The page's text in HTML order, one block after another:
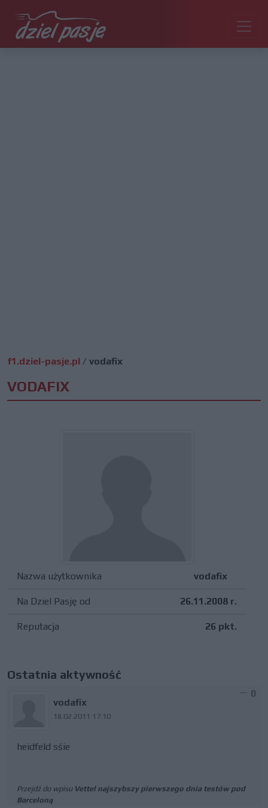
f1.dziel-pasje.pl / vodafix
VODAFIX
Nazwa użytkownika vodafix
Na Dziel Pasję od 26.11.2008 r.
Reputacja 26 pkt.
Ostatnia aktywność
vodafix
18.02.2011 17:10
0
heidfeld sśie
Przejdź do wpisu Vettel najszybszy pierwszego dnia testów pod
Barceloną